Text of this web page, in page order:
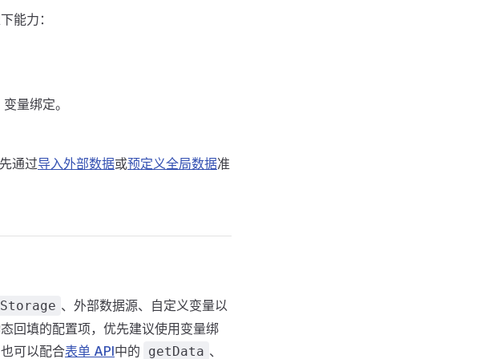
能力：
量绑定。
通过导入外部数据或预定义全局数据准
、外部数据源、自定义变量以
回填的配置项，优先建议使用变量绑
可以配合表单 API中的 getData 、